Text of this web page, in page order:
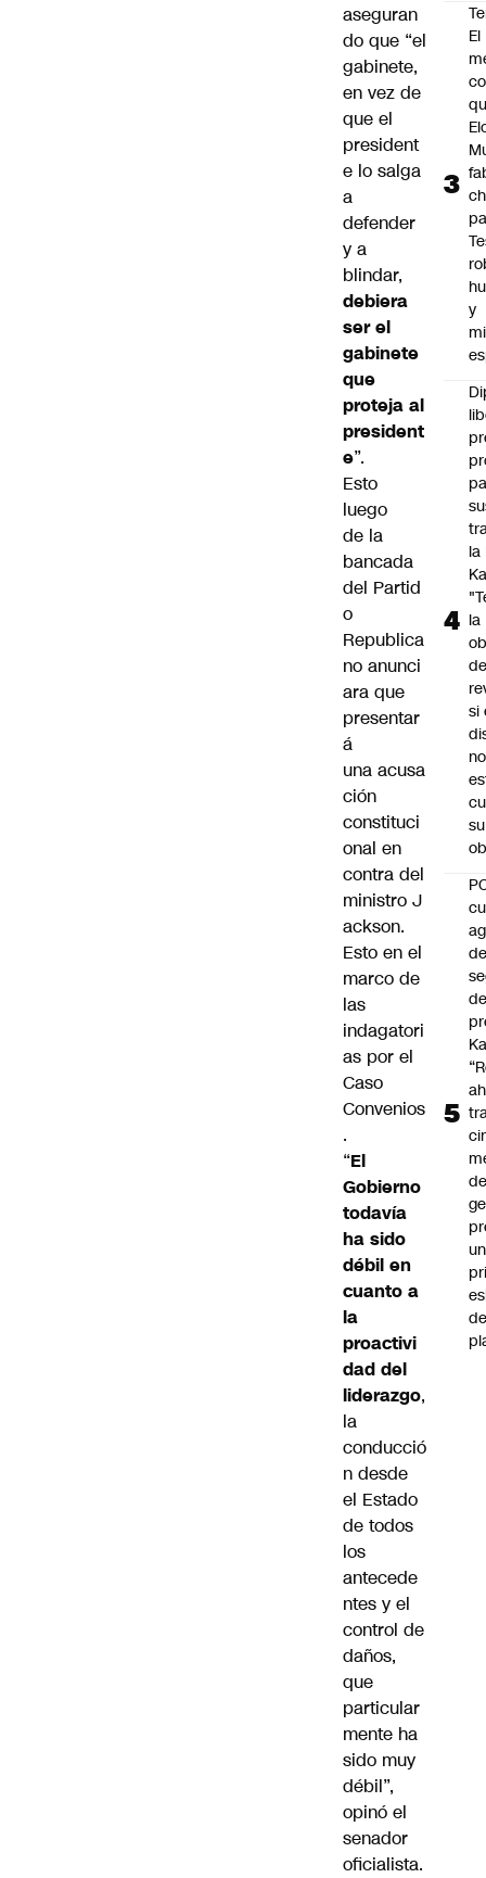
aseguran
do que “el
gabinete,
en vez de
que el
president
e lo salga
a
defender
y a
blindar,
debiera
ser el
gabinete
que
proteja al
president
e”.
Esto
luego
de la
bancada
del Partid
o
Republica
no anunci
ara que
presentar
á
una acusa
ción
constituci
onal en
contra del
ministro J
ackson.
Esto en el
marco de
las
indagatori
as por el
Caso
Convenios
.
“El
Gobierno
todavía
ha sido
débil en
cuanto a
la
proactivi
dad del
liderazgo,
la
conducció
n desde
el Estado
de todos
los
antecede
ntes y el
control de
daños,
que
particular
mente ha
sido muy
débil”,
opinó el
senador
oficialista.
El
y
la
la
de
si
su
de
de
un
de